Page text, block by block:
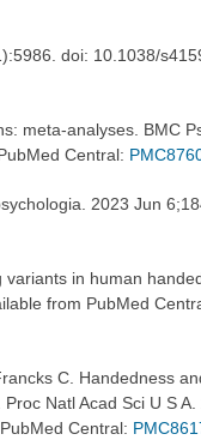
doi: 10.1038/
meta-analyses. BMC
Central:
2023 Jun
in human
from PubMed
C. Handedness
Natl Acad Sci U S
Central: